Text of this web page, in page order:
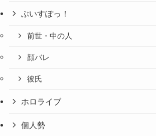
ぶいすぽっ！
前世・中の人
顔バレ
彼氏
ホロライブ
個人勢